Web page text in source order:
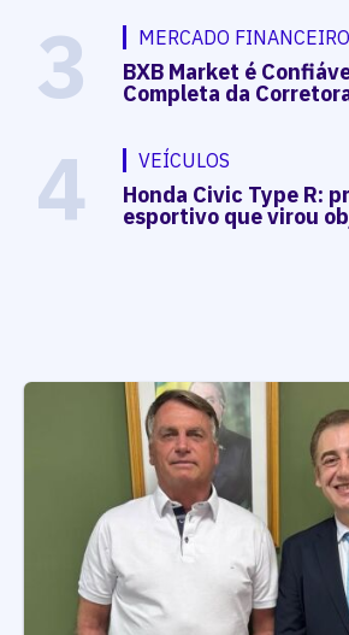
3 MERCADO FINANCEIRO
BXB Market é
Completa da
4 VEÍCULOS
Honda Civic Type R:
esportivo que virou